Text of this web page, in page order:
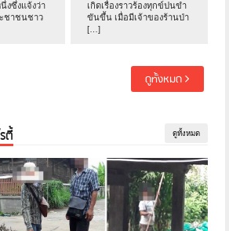
งซึ่งแจ้งว่า
ชาชนชาว
เกิดเรื่องราวร้องทุกข์ปนขำ
ขันขึ้น เมื่อมีเจ้าของร้านป่า
[…]
ดูทั้งหมด
ตี้ ดูทั้งหมด